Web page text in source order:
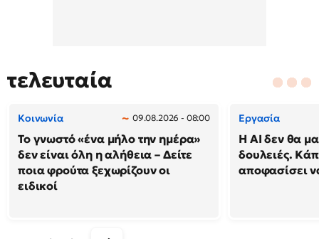
τελευταία
Κοινωνία 09.08.2026 - 08:00
Το γνωστό «ένα μήλο την ημέρα»
δεν είναι όλη η αλήθεια – Δείτε
ποια φρούτα ξεχωρίζουν οι
ειδικοί
Εργασία
Η AI δεν θα
δουλειές.
αποφασίσει